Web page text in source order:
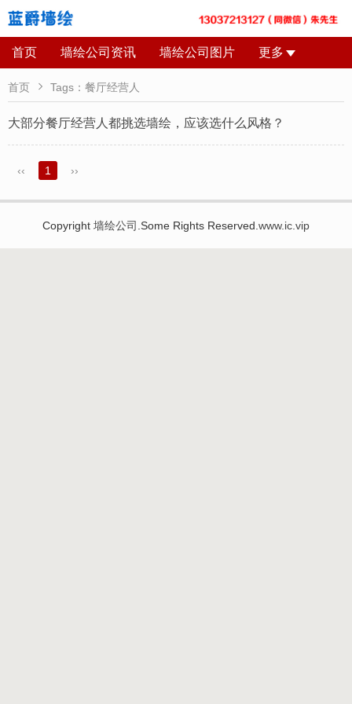
首页 墙绘公司资讯 墙绘公司图片 更多
首页  Tags：餐厅经营人
大部分餐厅经营人都挑选墙绘，应该选什么风格？
‹‹ 1 ››
Copyright 墙绘公司 .Some Rights Reserved. www.ic.vip